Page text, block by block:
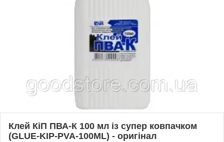
Клей КіП ПВА-К 100 мл із супер ковпачком
(GLUE-KIP-PVA-100ML) - оригінал